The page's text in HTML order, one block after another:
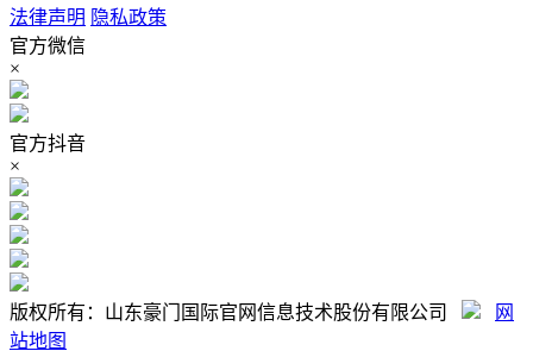
法律声明 隐私政策
官方微信
×
官方抖音
×
版权所有：山东豪门国际官网信息技术股份有限公司
网
站地图